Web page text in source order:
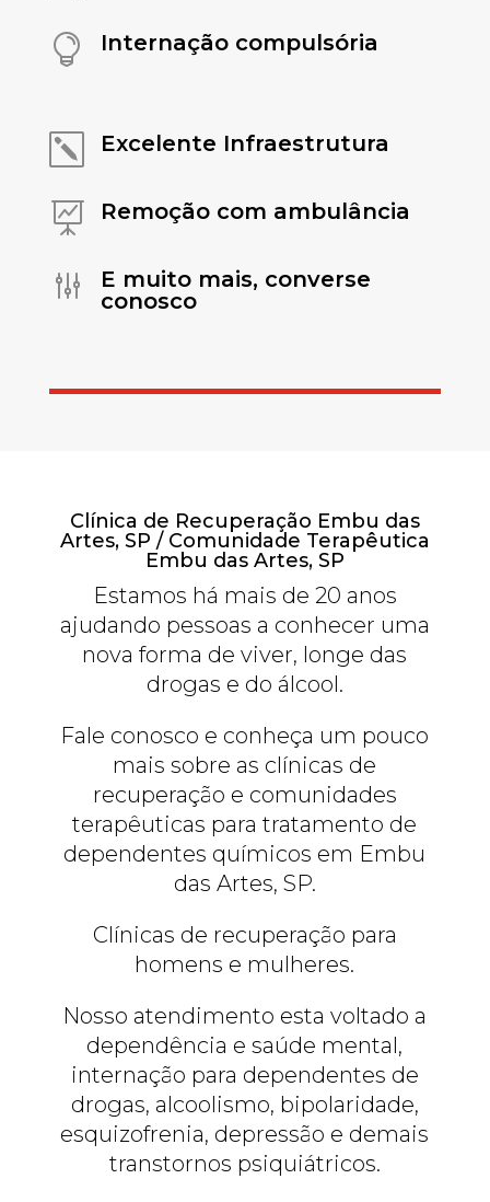
 Internação compulsória
k Excelente Infraestrutura
 Remoção com ambulância
g
E muito mais, converse
conosco
Clínica de Recuperação Embu das
Artes, SP / Comunidade Terapêutica
Embu das Artes, SP
Estamos há mais de 20 anos
ajudando pessoas a conhecer uma
nova forma de viver, longe das
drogas e do álcool.
Fale conosco e conheça um pouco
mais sobre as clínicas de
recuperação e comunidades
terapêuticas para tratamento de
dependentes químicos em Embu
das Artes, SP.
Clínicas de recuperação para
homens e mulheres.
Nosso atendimento esta voltado a
dependência e saúde mental,
internação para dependentes de
drogas, alcoolismo, bipolaridade,
esquizofrenia, depressão e demais
transtornos psiquiátricos.